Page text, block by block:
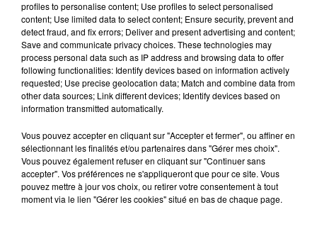
Lecture (4 min 16 sec)
100%
100% Radio les infos de l'Ariege
24 juin 2025 - 4 min 16 sec
LES INFOS DE L'ARIEGE DU 24/06/2025 À
08H30
profiles to personalise content; Use profiles to select personalised
content; Use limited data to select content; Ensure security, prevent and
detect fraud, and fix errors; Deliver and present advertising and content;
Save and communicate privacy choices. These technologies may
process personal data such as IP address and browsing data to offer
following functionalities: Identify devices based on information actively
requested; Use precise geolocation data; Match and combine data from
other data sources; Link different devices; Identify devices based on
information transmitted automatically.
Vous pouvez accepter en cliquant sur "Accepter et fermer", ou affiner en
sélectionnant les finalités et/ou partenaires dans "Gérer mes choix".
Vous pouvez également refuser en cliquant sur "Continuer sans
accepter". Vos préférences ne s'appliqueront que pour ce site. Vous
pouvez mettre à jour vos choix, ou retirer votre consentement à tout
moment via le lien "Gérer les cookies" situé en bas de chaque page.